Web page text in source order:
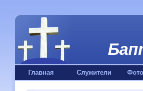
Главная Служители